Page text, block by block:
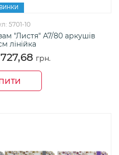
5701-10
"Листя" А7/80 аркушів
лінійка
727,68 грн.